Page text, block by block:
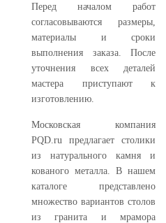
Перед началом работ
согласовываются размеры,
материалы и сроки
выполнения заказа. После
уточнения всех деталей
мастера приступают к
изготовлению.
Московская компания
PQD.ru предлагает столики
из натурального камня и
кованого металла. В нашем
каталоге представлено
множество вариантов столов
из гранита и мрамора